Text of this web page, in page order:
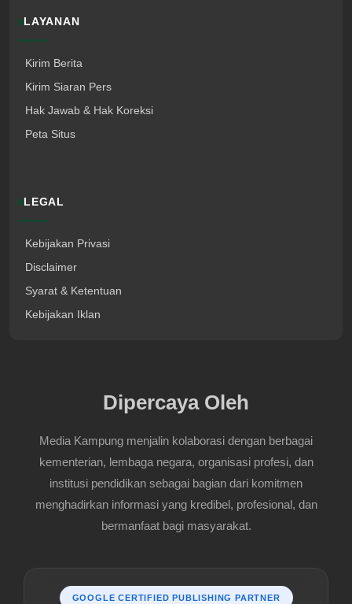
LAYANAN
Kirim Berita
Kirim Siaran Pers
Hak Jawab & Hak Koreksi
Peta Situs
LEGAL
Kebijakan Privasi
Disclaimer
Syarat & Ketentuan
Kebijakan Iklan
Dipercaya Oleh
Media Kampung menjalin kolaborasi dengan berbagai
kementerian, lembaga negara, organisasi profesi, dan
institusi pendidikan sebagai bagian dari komitmen
menghadirkan informasi yang kredibel, profesional, dan
bermanfaat bagi masyarakat.
GOOGLE CERTIFIED PUBLISHING PARTNER